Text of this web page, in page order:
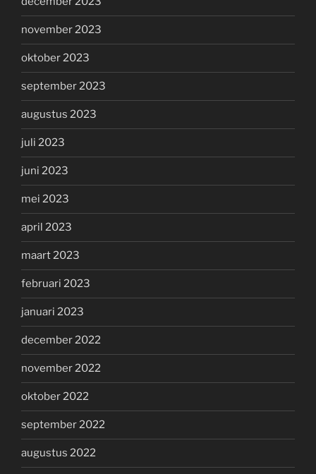
november 2023
oktober 2023
september 2023
augustus 2023
juli 2023
juni 2023
mei 2023
april 2023
maart 2023
februari 2023
januari 2023
december 2022
november 2022
oktober 2022
september 2022
augustus 2022